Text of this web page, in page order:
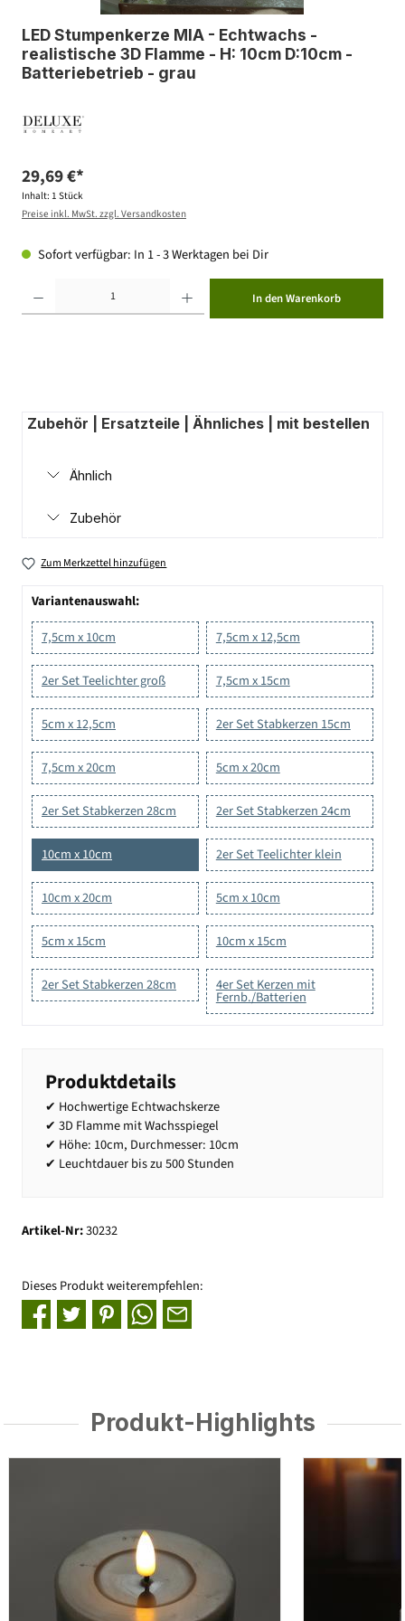
LED Stumpenkerze MIA - Echtwachs -
realistische 3D Flamme - H: 10cm D:10cm -
Batteriebetrieb - grau
29,69 €*
Inhalt: 1 Stück
Preise inkl. MwSt. zzgl. Versandkosten
Sofort verfügbar: In 1 - 3 Werktagen bei Dir
In den Warenkorb
Zubehör | Ersatzteile | Ähnliches | mit bestellen
Ähnlich
Zubehör
Zum Merkzettel hinzufügen
Variantenauswahl:
7,5cm x 10cm
7,5cm x 12,5cm
2er Set Teelichter groß 7,5cm x 15cm
5cm x 12,5cm 2er Set Stabkerzen 15cm
7,5cm x 20cm 5cm x 20cm
2er Set Stabkerzen 28cm 2er Set Stabkerzen 24cm
10cm x 10cm 2er Set Teelichter klein
10cm x 20cm 5cm x 10cm
5cm x 15cm 10cm x 15cm
2er Set Stabkerzen 28cm 4er Set Kerzen mit
Fernb./Batterien
Produktdetails
✔ Hochwertige Echtwachskerze
✔ 3D Flamme mit Wachsspiegel
✔ Höhe: 10cm, Durchmesser: 10cm
✔ Leuchtdauer bis zu 500 Stunden
Artikel-Nr:30232
Dieses Produkt weiterempfehlen:
Produkt-Highlights